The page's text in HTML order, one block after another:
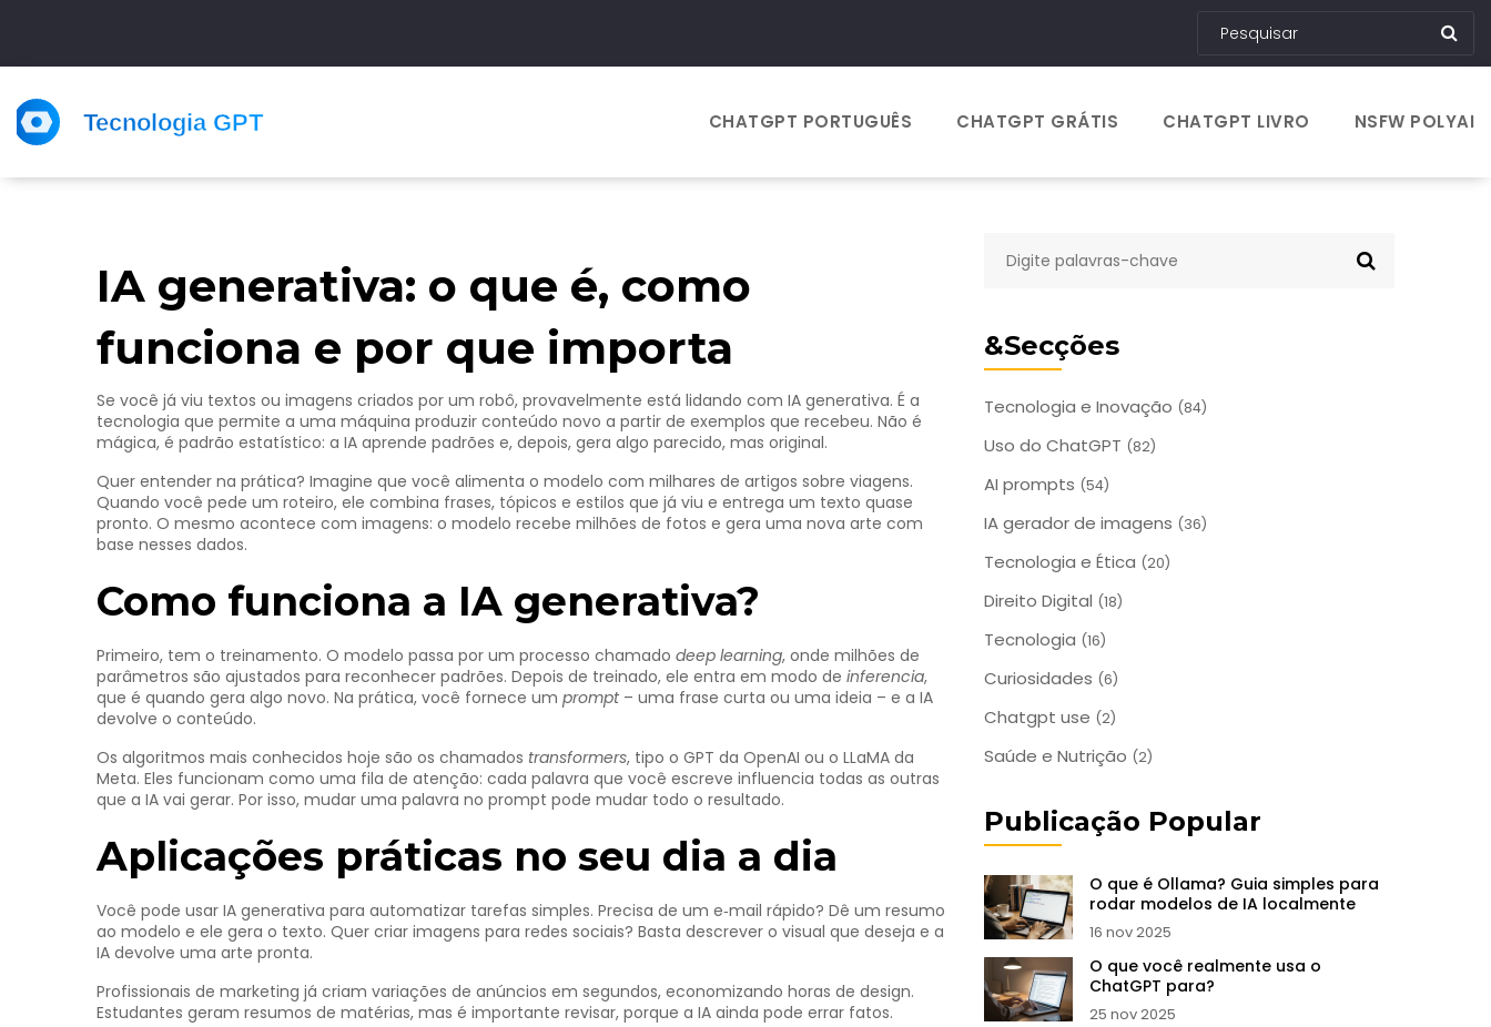
CHATGPT PORTUGUÊS CHATGPT GRÁTIS CHATGPT LIVRO NSFW POLYAI
&Secções
Tecnologia e Inovação (84)
Uso do ChatGPT (82)
AI prompts (54)
IA gerador de imagens (36)
Tecnologia e Ética (20)
Direito Digital (18)
Tecnologia (16)
Curiosidades (6)
Chatgpt use (2)
Saúde e Nutrição (2)
Publicação Popular
O que é Ollama? Guia simples para
rodar modelos de IA localmente
16 nov 2025
O que você realmente usa o
ChatGPT para?
25 nov 2025
IA generativa: o que é, como
funciona e por que importa
Se você já viu textos ou imagens criados por um robô, provavelmente está lidando com IA generativa. É a
tecnologia que permite a uma máquina produzir conteúdo novo a partir de exemplos que recebeu. Não é
mágica, é padrão estatístico: a IA aprende padrões e, depois, gera algo parecido, mas original.
Quer entender na prática? Imagine que você alimenta o modelo com milhares de artigos sobre viagens.
Quando você pede um roteiro, ele combina frases, tópicos e estilos que já viu e entrega um texto quase
pronto. O mesmo acontece com imagens: o modelo recebe milhões de fotos e gera uma nova arte com
base nesses dados.
Como funciona a IA generativa?
Primeiro, tem o treinamento. O modelo passa por um processo chamado deep learning, onde milhões de
parâmetros são ajustados para reconhecer padrões. Depois de treinado, ele entra em modo de inferencia,
que é quando gera algo novo. Na prática, você fornece um prompt– uma frase curta ou uma ideia – e a IA
devolve o conteúdo.
Os algoritmos mais conhecidos hoje são os chamados transformers, tipo o GPT da OpenAI ou o LLaMA da
Meta. Eles funcionam como uma fila de atenção: cada palavra que você escreve influencia todas as outras
que a IA vai gerar. Por isso, mudar uma palavra no prompt pode mudar todo o resultado.
Aplicações práticas no seu dia a dia
Você pode usar IA generativa para automatizar tarefas simples. Precisa de um e‑mail rápido? Dê um resumo
ao modelo e ele gera o texto. Quer criar imagens para redes sociais? Basta descrever o visual que deseja e a
IA devolve uma arte pronta.
Profissionais de marketing já criam variações de anúncios em segundos, economizando horas de design.
Estudantes geram resumos de matérias, mas é importante revisar, porque a IA ainda pode errar fatos.